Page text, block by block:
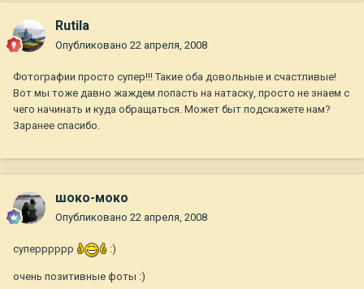
Rutila
Опубликовано 22 апреля, 2008
Фотографии просто супер!!! Такие оба довольные и счастливые!
Вот мы тоже давно жаждем попасть на натаску, просто не знаем с
чего начинать и куда обращаться. Может быт подскажете нам?
Заранее спасибо.
шоко-моко
Опубликовано 22 апреля, 2008
суперррррр :)
очень позитивные фоты :)